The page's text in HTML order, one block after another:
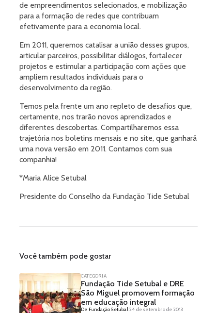
de empreendimentos selecionados, e mobilização
para a formação de redes que contribuam
efetivamente para a economia local.
Em 2011, queremos catalisar a união desses grupos,
articular parceiros, possibilitar diálogos, fortalecer
projetos e estimular a participação com ações que
ampliem resultados individuais para o
desenvolvimento da região.
Temos pela frente um ano repleto de desafios que,
certamente, nos trarão novos aprendizados e
diferentes descobertas. Compartilharemos essa
trajetória nos boletins mensais e no site, que ganhará
uma nova versão em 2011. Contamos com sua
companhia!
*Maria Alice Setubal
Presidente do Conselho da Fundação Tide Setubal
Você também pode gostar
CATEGORIA
Fundação Tide Setubal e DRE
São Miguel promovem formação
em educação integral
De Fundação Setubal24 de setembro de 2013